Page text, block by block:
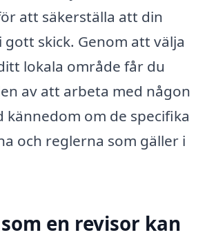
att säkerställa att din
gott skick. Genom att välja
lokala område får du
av att arbeta med någon
kännedom om de specifika
och reglerna som gäller i
en revisor kan